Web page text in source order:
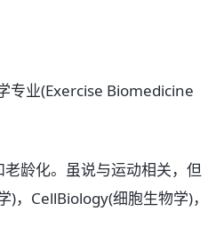
业(Exercise Biomedicine
龄化。虽说与运动相关，但
，CellBiology(细胞生物学)，